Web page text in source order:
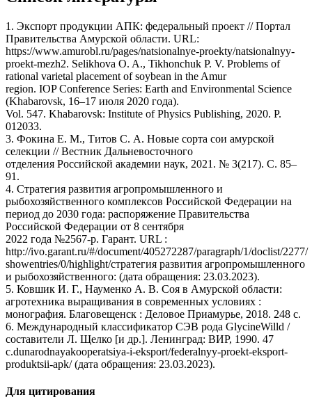
1. Экспорт продукции АПК: федеральный проект // Портал
Правительства Амурской области. URL:
https://www.amurobl.ru/pages/natsionalnye-proekty/natsionalnyy-
proekt-mezh2. Selikhova O. A., Tikhonchuk P. V. Problems of
rational varietal placement of soybean in the Amur
region. IOP Conference Series: Earth and Environmental Science
(Khabarovsk, 16–17 июля 2020 года).
Vol. 547. Khabarovsk: Institute of Physics Publishing, 2020. P.
012033.
3. Фокина Е. М., Титов С. А. Новые сорта сои амурской
селекции // Вестник Дальневосточного
отделения Российской академии наук, 2021. № 3(217). С. 85–
91.
4. Стратегия развития агропромышленного и
рыбохозяйственного комплексов Российской Федерации на
период до 2030 года: распоряжение Правительства
Российской Федерации от 8 сентября
2022 года №2567-р. Гарант. URL :
http://ivo.garant.ru/#/document/405272287/paragraph/1/doclist/2277/
showentries/0/highlight/стратегия развития агропромышленного
и рыбохозяйственного: (дата обращения: 23.03.2023).
5. Ковшик И. Г., Науменко А. В. Соя в Амурской области:
агротехника выращивания в современных условиях :
монография. Благовещенск : Деловое Приамурье, 2018. 248 с.
6. Международный классификатор СЭВ рода GlycineWilld /
составители Л. Щелко [и др.]. Ленинград: ВИР, 1990. 47
с.dunarodnayakooperatsiya-i-eksport/federalnyy-proekt-eksport-
produktsii-apk/ (дата обращения: 23.03.2023).
Для цитирования